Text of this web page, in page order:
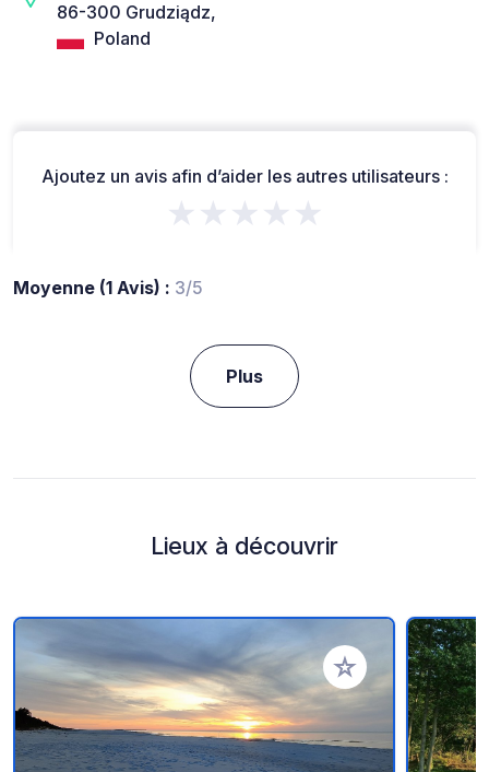
86-300 Grudziądz,
Poland
Ajoutez un avis afin d’aider les autres utilisateurs :
★★★★★
Moyenne (1 Avis) : 3/5
Plus
Lieux à découvrir
Ajouter à vos